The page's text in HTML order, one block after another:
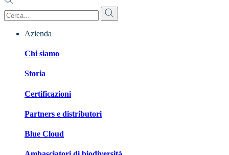
Azienda
Chi siamo
Storia
Certificazioni
Partners e distributori
Blue Cloud